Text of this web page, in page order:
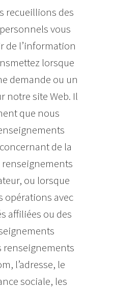
recueillions des
vous
de l’information
lorsque
demande ou un
notre site Web. Il
que nous
de la
renseignements
ou lorsque
opérations avec
affiliées ou des
renseignements
l’adresse, le
sociale, les